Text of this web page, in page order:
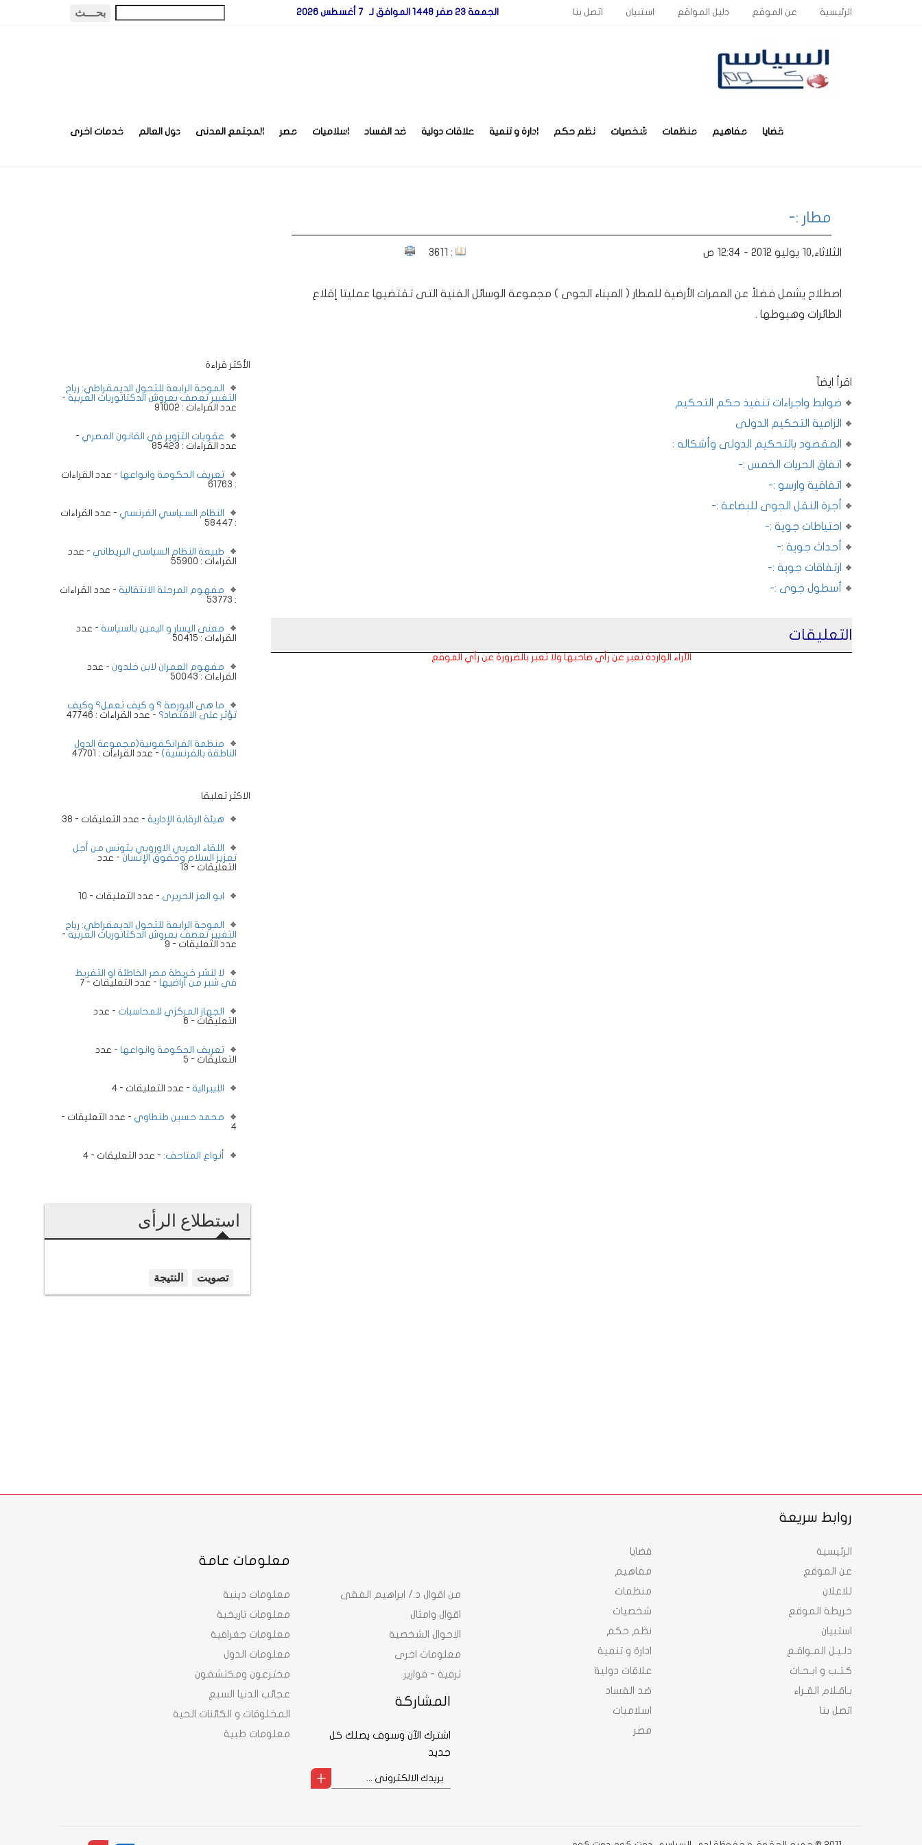
الرئيسية عن الموقع دليل المواقع استبيان اتصل بنا الجمعة 23 صفر 1448 الموافق لـ 7 أغسطس 2026
قضايا مفاهيم منظمات شخصيات نظم حكم ادارة و تنمية علاقات دولية ضد الفساد اسلاميات مصر المجتمع المدنى دول العالم خدمات اخرى
مطار :-
الثلاثاء,10 يوليو 2012 - 12:34 ص : 3611
اصطلاح يشمل فضلاً عن الممرات الأرضية للمطار ( الميناء الجوى ) مجموعة الوسائل الفنية التى تقتضيها عمليتا إقلاع
الطائرات وهبوطها .
اقرأ ايضآ
ضوابط واجراءات تنفيذ حكم التحكيم
الزامية التحكيم الدولى
المقصود بالتحكيم الدولى وأشكاله :
اتفاق الحريات الخمس :-
اتفاقية وارسو :-
أجرة النقل الجوى للبضاعة :-
احتياطات جوية :-
أحداث جوية :-
ارتفاقات جوية :-
أسطول جوى :-
التعليقات
الآراء الواردة تعبر عن رأي صاحبها ولا تعبر بالضرورة عن رأي الموقع
الأكثر قراءة
الموجة الرابعة للتحول الديمقراطي: رياح
التغيير تعصف بعروش الدكتاتوريات العربية -
عدد القراءات : 91002
عقوبات التزوير في القانون المصري -
عدد القراءات : 85423
تعريف الحكومة وانواعها - عدد القراءات
: 61763
النظام السـياسي الفرنسي - عدد القراءات
: 58447
طبيعة النظام السياسي البريطاني - عدد
القراءات : 55900
مفهوم المرحلة الانتقالية - عدد القراءات
: 53773
معنى اليسار و اليمين بالسياسة - عدد
القراءات : 50415
مفهوم العمران لابن خلدون - عدد
القراءات : 50043
ما هى البورصة ؟ و كيف تعمل؟ وكيف
تؤثر على الاقتصاد؟ - عدد القراءات : 47746
منظمة الفرانكفونية(مجموعة الدول
الناطقة بالفرنسية) - عدد القراءات : 47701
الاكثر تعليقا
هيئة الرقابة الإدارية - عدد التعليقات - 38
اللقاء العربي الاوروبي بتونس من أجل
تعزيز السلام وحقوق الإنسان - عدد
التعليقات - 13
ابو العز الحريرى - عدد التعليقات - 10
الموجة الرابعة للتحول الديمقراطي: رياح
التغيير تعصف بعروش الدكتاتوريات العربية -
عدد التعليقات - 9
لا لنشر خريطة مصر الخاطئة او التفريط
في شبر من أراضيها - عدد التعليقات - 7
الجهاز المركزي للمحاسبات - عدد
التعليقات - 6
تعريف الحكومة وانواعها - عدد
التعليقات - 5
الليبرالية - عدد التعليقات - 4
محمد حسين طنطاوي - عدد التعليقات -
4
أنواع المتاحف: - عدد التعليقات - 4
استطلاع الرأى
روابط سريعة
الرئيسية
عن الموقع
للاعلان
خريطة الموقع
استبيان
دلـيـل المـواقـع
كـتـب و ابـحـاث
بـاقـلام القـراء
اتصل بنا
قضايا
مفاهيم
منظمات
شخصيات
نظم حكم
ادارة و تنمية
علاقات دولية
ضد الفساد
اسلاميات
مصر
معلومات عامة
معلومات دينية
معلومات تاريخية
معلومات جغرافية
معلومات الدول
مخترعون ومكتشفون
عجائب الدنيا السبع
المخلوقات و الكائنات الحية
معلومات طبية
من اقوال د./ ابراهيم الفقى
اقوال وامثال
الاحوال الشخصية
معلومات اخرى
ترفية - فوازير
المشاركة
اشترك الآن وسوف يصلك كل
جديد